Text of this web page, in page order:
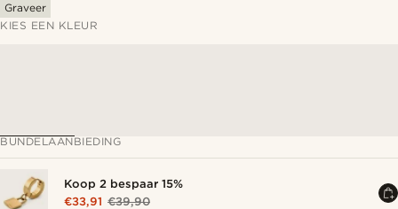
Graveer
KIES EEN KLEUR
BUNDELAANBIEDING
Koop 2 bespaar 15%
€33,91 €39,90